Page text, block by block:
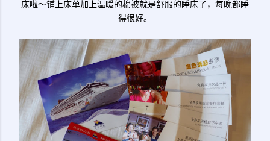
床啦～铺上床单加上温暖的棉被就是舒服的睡床了，每晚都睡
得很好。